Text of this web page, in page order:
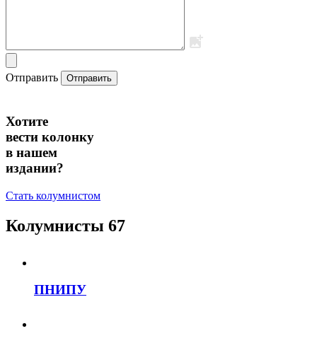
Отправить Отправить
Хотите
вести колонку
в нашем
издании?
Стать колумнистом
Колумнисты 67
ПНИПУ